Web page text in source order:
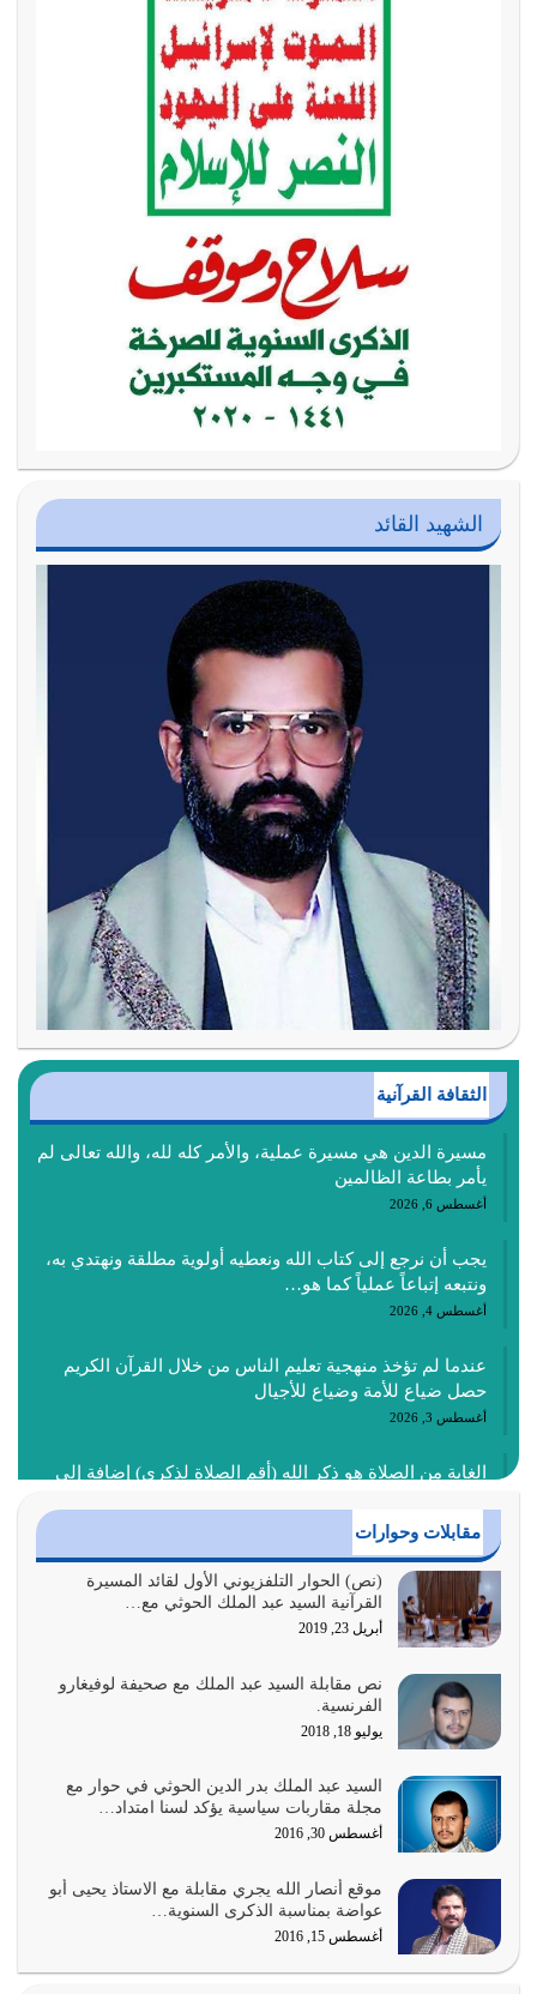
الشهيد القائد
الثقافة القرآنية
مسيرة الدين هي مسيرة عملية، والأمر كله لله، والله تعالى لم
يأمر بطاعة الظالمين
أغسطس 6, 2026
يجب أن نرجع إلى كتاب الله ونعطيه أولوية مطلقة ونهتدي به،
ونتبعه إتباعاً عملياً كما هو…
أغسطس 4, 2026
عندما لم تؤخذ منهجية تعليم الناس من خلال القرآن الكريم
حصل ضياع للأمة وضياع للأجيال
أغسطس 3, 2026
الغاية من الصلاة هو ذكر الله (أقم الصلاة لذكري) إضافة إلى
أغسطس 2, 2026
السبب الرئيسي لشقاء الأمة الابتعاد عن كتاب الله والتعدي
لحدود الله بالإضافات للدين
أغسطس 1, 2026
أبرز أسباب الشقاء هو الإعراض عن ذكر الله وعن هدى الله
المتمثل في القرآن الكريم
يوليو 31, 2026
أولياء الشيطان كلما كانوا أكثر ولاءً وطاعة للشيطان كلما كانوا
أكثر ضعفاً
يوليو 30, 2026
وعد الله تعالى من يُقتل في سبيله بالحياة الأبدية والرزق
والاستبشار والنجاة والخلود في…
يوليو 29, 2026
مقابلات وحوارات
(نص) الحوار التلفزيوني الأول لقائد المسيرة
القرآنية السيد عبد الملك الحوثي مع…
أبريل 23, 2019
نص مقابلة السيد عبد الملك مع صحيفة لوفيغارو
الفرنسية.
يوليو 18, 2018
السيد عبد الملك بدر الدين الحوثي في حوار مع
مجلة مقاربات سياسية يؤكد لسنا امتداد…
أغسطس 30, 2016
موقع أنصار الله يجري مقابلة مع الاستاذ يحيى أبو
عواضة بمناسبة الذكرى السنوية…
أغسطس 15, 2016